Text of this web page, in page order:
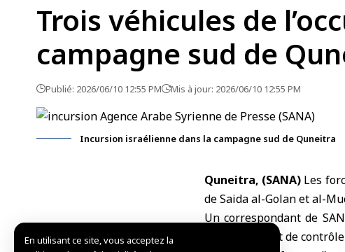
En utilisant ce site, vous acceptez la
Trois véhicules de
campagne sud de
Publié: 2026/06/10 12:55 PM Mis à jour: 2026/06/10 12:55 PM
Incursion israélienne dans la campagne sud de Quneitra
Quneitra, (SANA) Les
de Saida al-Golanet al-
Un correspondant de
établi un point de